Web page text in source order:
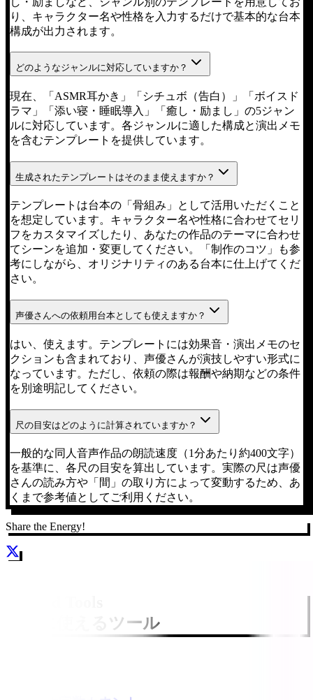
り、キャラクター名や性格を入力するだけで基本的な台本
構成が出力されます。
どのようなジャンルに対応していますか？
現在、「ASMR耳かき」「シチュボ（告白）」「ボイスド
ラマ」「添い寝・睡眠導入」「癒し・励まし」の5ジャン
ルに対応しています。各ジャンルに適した構成と演出メモ
を含むテンプレートを提供しています。
生成されたテンプレートはそのまま使えますか？
テンプレートは台本の「骨組み」として活用いただくこと
を想定しています。キャラクター名や性格に合わせてセリ
フをカスタマイズしたり、あなたの作品のテーマに合わせ
てシーンを追加・変更してください。「制作のコツ」も参
考にしながら、オリジナリティのある台本に仕上げてくだ
さい。
声優さんへの依頼用台本としても使えますか？
はい、使えます。テンプレートには効果音・演出メモのセ
クションも含まれており、声優さんが演技しやすい形式に
なっています。ただし、依頼の際は報酬や納期などの条件
を別途明記してください。
尺の目安はどのように計算されていますか？
一般的な同人音声作品の朗読速度（1分あたり約400文字）
を基準に、各尺の目安を算出しています。実際の尺は声優
さんの読み方や「間」の取り方によって変動するため、あ
くまで参考値としてご利用ください。
Share the Energy!
一緒に使えるツール